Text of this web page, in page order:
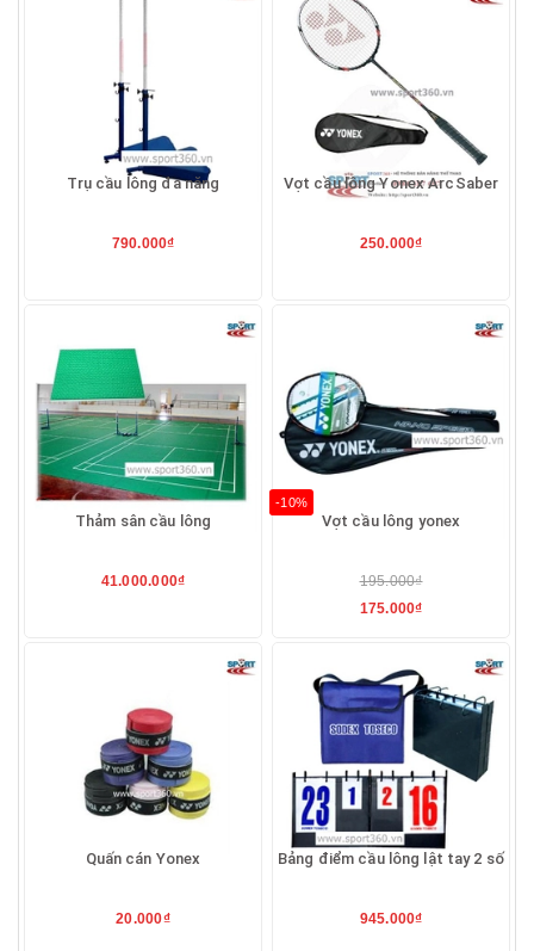
Trụ cầu lông đa năng
790.000₫
Vợt cầu lông Yonex ArcSaber
250.000₫
Thảm sân cầu lông
41.000.000₫
-10%
Vợt cầu lông yonex
195.000₫
175.000₫
Quấn cán Yonex
20.000₫
Bảng điểm cầu lông lật tay 2 số
945.000₫